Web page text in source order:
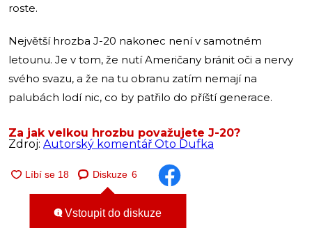
roste.
Největší hrozba J-20 nakonec není v samotném
letounu. Je v tom, že nutí Američany bránit oči a nervy
svého svazu, a že na tu obranu zatím nemají na
palubách lodí nic, co by patřilo do příští generace.
Za jak velkou hrozbu považujete J-20?
Zdroj: Autorský komentář Oto Dufka
Diskuze 6
Vstoupit do diskuze